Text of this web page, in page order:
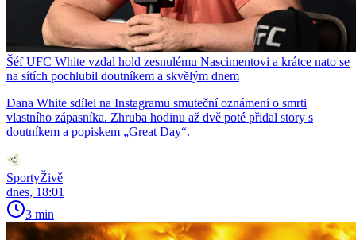
Šéf UFC White vzdal hold zesnulému Nascimentovi a krátce nato se
na sítích pochlubil doutníkem a skvělým dnem
Dana White sdílel na Instagramu smuteční oznámení o smrti
vlastního zápasníka. Zhruba hodinu až dvě poté přidal story s
doutníkem a popiskem „Great Day“.
SportyŽivě
dnes, 18:01
3 min